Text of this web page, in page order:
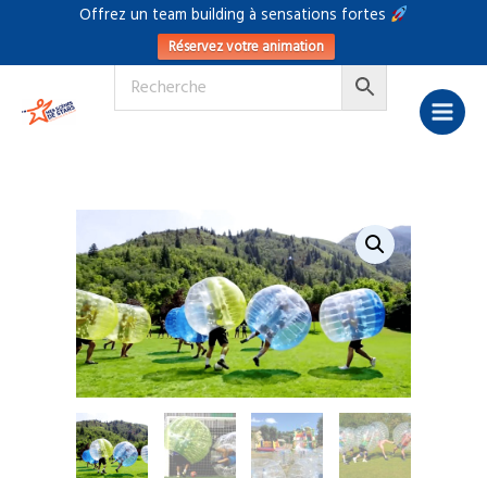
Offrez un team building à sensations fortes
Réservez votre animation
contenu